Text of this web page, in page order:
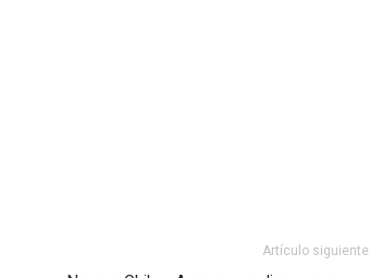
Artículo siguiente